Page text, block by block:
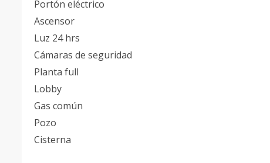
Portón eléctrico
Ascensor
Luz 24 hrs
Cámaras de seguridad
Planta full
Lobby
Gas común
Pozo
Cisterna